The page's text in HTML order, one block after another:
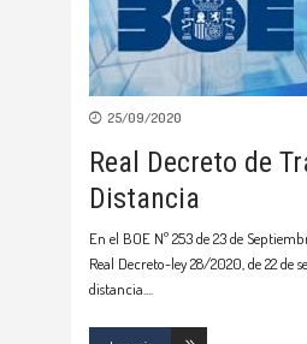
25/09/2020
Real Decreto de
Distancia
En el BOE Nº 253 de 23 de
Real Decreto-ley 28/2020, de 22 de
distancia.